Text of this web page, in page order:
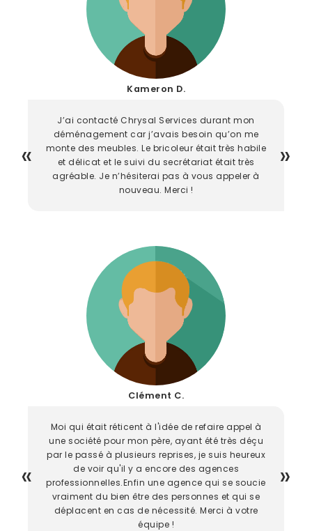
Kameron D.
J’ai contacté Chrysal Services durant mon
déménagement car j’avais besoin qu’on me
monte des meubles. Le bricoleur était très habile
et délicat et le suivi du secrétariat était très
agréable. Je n’hésiterai pas à vous appeler à
nouveau. Merci !
Clément C.
Moi qui était réticent à l'idée de refaire appel à
une société pour mon père, ayant été très déçu
par le passé à plusieurs reprises, je suis heureux
de voir qu'il y a encore des agences
professionnelles.Enfin une agence qui se soucie
vraiment du bien être des personnes et qui se
déplacent en cas de nécessité. Merci à votre
équipe !